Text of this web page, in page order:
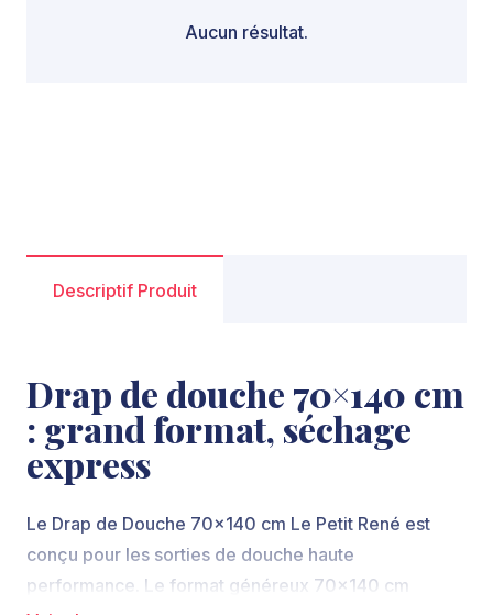
Aucun résultat.
Descriptif Produit
Drap de douche 70×140 cm
: grand format, séchage
express
Le Drap de Douche 70×140 cm Le Petit René est
conçu pour les sorties de douche haute
performance. Le format généreux 70×140 cm